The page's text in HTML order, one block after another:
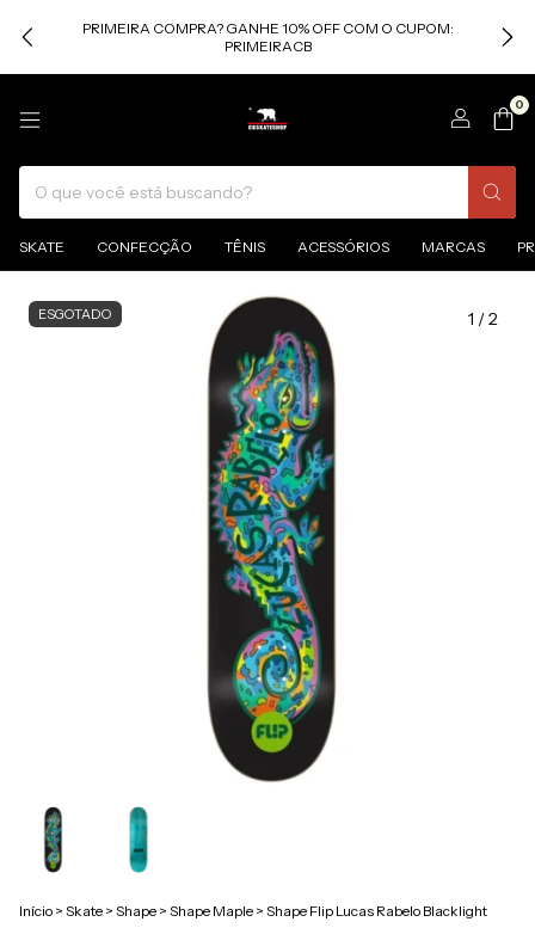
PRIMEIRA COMPRA? GANHE 10% OFF COM O CUPOM:
PRIMEIRACB
0
SKATE CONFECÇÃO TÊNIS ACESSÓRIOS MARCAS
ESGOTADO 1 /2
Início > Skate > Shape > Shape Maple > Shape Flip Lucas Rabelo Blacklight